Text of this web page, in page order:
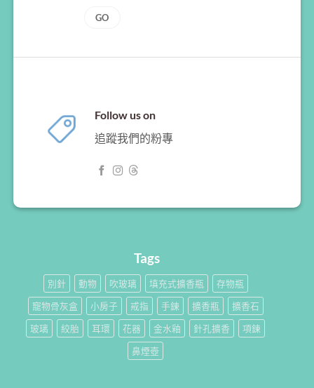
GO
Follow us on
追蹤我們的粉專
Tags
別針 動物 吹玻璃 填充式擴香瓶
存物瓶
寵物骨灰盒
小房子 戒指 手鍊 擴香瓶
擴香石
玻璃
絞胎 耳環 花器 金水釉 針孔擴香
項鍊
鼻煙壺